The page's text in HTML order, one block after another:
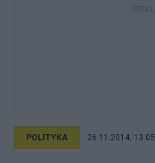
POLITYKA 26.11.2014, 13:05